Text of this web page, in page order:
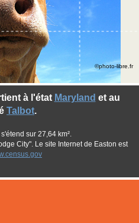
à l'état Maryland et au
Talbot.
sur 27,64 km².
City". Le site Internet de Easton est
©photo-libre.fr